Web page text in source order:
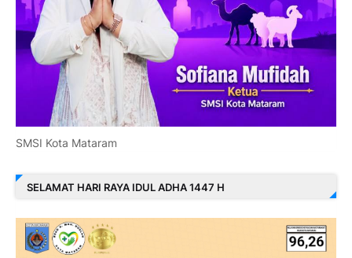
SMSI Kota Mataram
SELAMAT HARI RAYA IDUL ADHA 1447 H